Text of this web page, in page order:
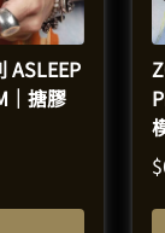
ASLEEP
｜搪膠
$